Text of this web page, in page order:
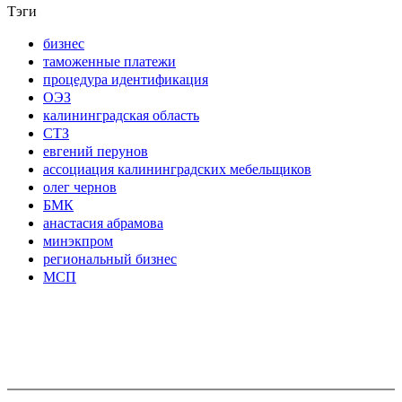
Тэги
бизнес
таможенные платежи
процедура идентификация
ОЭЗ
калининградская область
СТЗ
евгений перунов
ассоциация калининградских мебельщиков
олег чернов
БМК
анастасия абрамова
минэкпром
региональный бизнес
МСП